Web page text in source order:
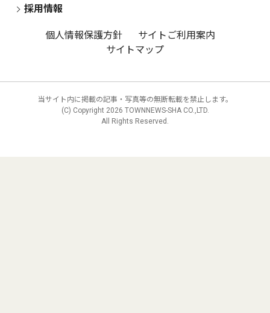
採用情報
個人情報保護方針
サイトご利用案内
サイトマップ
当サイト内に掲載の記事・写真等の無断転載を禁止します。
(C) Copyright 2026 TOWNNEWS-SHA CO.,LTD.
All Rights Reserved.